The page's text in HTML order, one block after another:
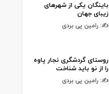
باینگان یکی از شهرهای
زیبای جهان
✍: رامین پی بردی
روستای گردشگری نجار پاوه
را از نو باید شناخت
✍: رامین پی بردی